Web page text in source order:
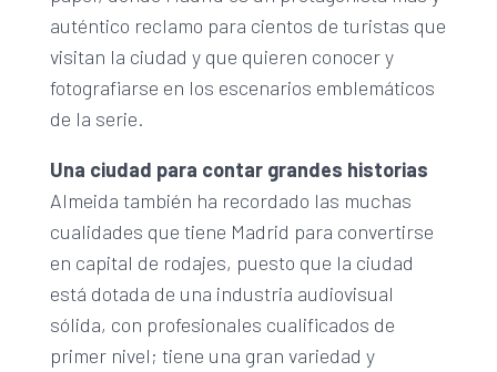
auténtico reclamo para cientos de turistas que
visitan la ciudad y que quieren conocer y
fotografiarse en los escenarios emblemáticos
de la serie.
Una ciudad para contar grandes historias
Almeida también ha recordado las muchas
cualidades que tiene Madrid para convertirse
en capital de rodajes, puesto que la ciudad
está dotada de una industria audiovisual
sólida, con profesionales cualificados de
primer nivel; tiene una gran variedad y